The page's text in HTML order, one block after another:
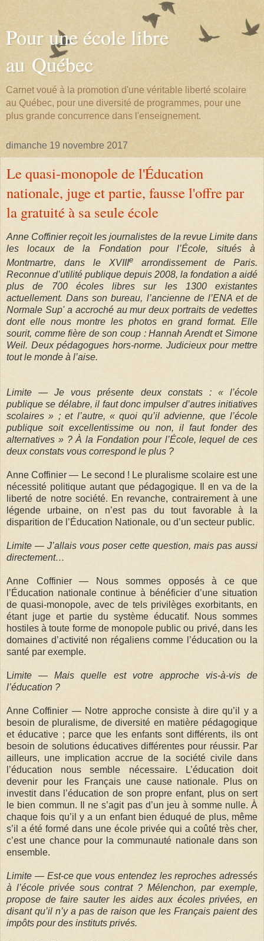
Pour une école libre
au Québec
Carnet voué à la promotion d'une véritable liberté scolaire
au Québec, pour une diversité de programmes, pour une
plus grande concurrence dans l'enseignement.
dimanche 19 novembre 2017
Le quasi-monopole de l'Éducation
nationale, juge et partie, fausse l'offre par
la gratuité à sa seule école
Anne Coffinier reçoit les journalistes de la revue Limite dans
les locaux de la Fondation pour l’École, situés à
Montmartre, dans le XVIIIe arrondissement de Paris.
Reconnue d’utilité publique depuis 2008, la fondation a aidé
plus de 700 écoles libres sur les 1300 existantes
actuellement. Dans son bureau, l’ancienne de l’ENA et de
Normale Sup' a accroché au mur deux portraits de vedettes
dont elle nous montre les photos en grand format. Elle
sourit, comme fière de son coup : Hannah Arendt et Simone
Weil. Deux pédagogues hors-norme. Judicieux pour mettre
tout le monde à l’aise.
Limite — Je vous présente deux constats : « l’école
publique se délabre, il faut donc impulser d’autres initiatives
scolaires » ; et l’autre, « quoi qu’il advienne, que l’école
publique soit excellentissime ou non, il faut fonder des
alternatives » ? À la Fondation pour l’École, lequel de ces
deux constats vous correspond le plus ?
Anne Coffinier — Le second ! Le pluralisme scolaire est une
nécessité politique autant que pédagogique. Il en va de la
liberté de notre société. En revanche, contrairement à une
légende urbaine, on n’est pas du tout favorable à la
disparition de l’Éducation Nationale, ou d’un secteur public.
Limite — J’allais vous poser cette question, mais pas aussi
directement…
Anne Coffinier — Nous sommes opposés à ce que
l’Éducation nationale continue à bénéficier d’une situation
de quasi-monopole, avec de tels privilèges exorbitants, en
étant juge et partie du système éducatif. Nous sommes
hostiles à toute forme de monopole public ou privé, dans les
domaines d’activité non régaliens comme l’éducation ou la
santé par exemple.
Limite — Mais quelle est votre approche vis-à-vis de
l’éducation ?
Anne Coffinier — Notre approche consiste à dire qu’il y a
besoin de pluralisme, de diversité en matière pédagogique
et éducative ; parce que les enfants sont différents, ils ont
besoin de solutions éducatives différentes pour réussir. Par
ailleurs, une implication accrue de la société civile dans
l’éducation nous semble nécessaire. L’éducation doit
devenir pour les Français une cause nationale. Plus on
investit dans l’éducation de son propre enfant, plus on sert
le bien commun. Il ne s’agit pas d’un jeu à somme nulle. À
chaque fois qu’il y a un enfant bien éduqué de plus, même
s’il a été formé dans une école privée qui a coûté très cher,
c’est une chance pour la communauté nationale dans son
ensemble.
Limite — Est-ce que vous entendez les reproches adressés
à l’école privée sous contrat ? Mélenchon, par exemple,
propose de faire sauter les aides aux écoles privées, en
disant qu’il n’y a pas de raison que les Français paient des
impôts pour des instituts privés.